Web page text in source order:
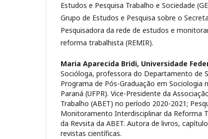
Estudos e Pesquisa Trabalho e Sociedade
Grupo de Estudos e Pesquisa sobre o
Pesquisadora da rede de estudos e
reforma trabalhista (REMIR).
Maria Aparecida Bridi, Universidade
Socióloga, professora do Departamento de
Programa de Pós-Graduação em Sociologia
Paraná (UFPR). Vice-Presidente da
Trabalho (ABET) no período 2020-2021;
Monitoramento Interdisciplinar da Reforma
da Revsita da ABET. Autora de livros,
revistas científicas.